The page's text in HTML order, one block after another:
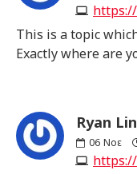
This is a topic
Exactly where are
Ryan
06 Νοε